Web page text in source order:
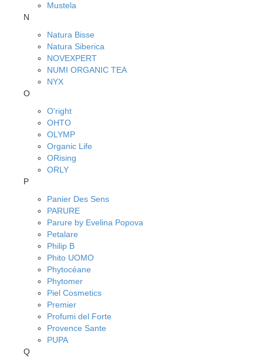
Mustela
N
Natura Bisse
Natura Siberica
NOVEXPERT
NUMI ORGANIC TEA
NYX
O
O'right
OHTO
OLYMP
Organic Life
ORising
ORLY
P
Panier Des Sens
PARURE
Parure by Evelina Popova
Petalare
Philip B
Phito UOMO
Phytocéane
Phytomer
Piel Cosmetics
Premier
Profumi del Forte
Provence Sante
PUPA
Q